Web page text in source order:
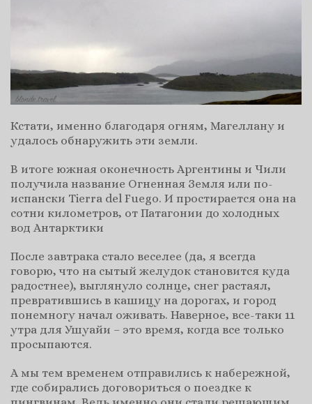
Кстати, именно благодаря огням, Магеллану и
удалось обнаружить эти земли.
В итоге южная оконечность Аргентины и Чили
получила название Огненная Земля или по-
испански Tierra del Fuego. И простирается она на
сотни километров, от Патагонии до холодных
вод Антарктики
После завтрака стало веселее (да, я всегда
говорю, что на сытый желудок становится куда
радостнее), выглянуло солнце, снег растаял,
превратившись в кашицу на дорогах, и город
понемногу начал оживать. Наверное, все-таки 11
утра для Ушуайи – это время, когда все только
просыпаются.
А мы тем временем отправились к набережной,
где собирались договориться о поездке к